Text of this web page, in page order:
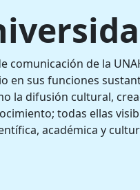
comunicación de la
en sus funciones
la difusión cultural,
todas ellas
académica y